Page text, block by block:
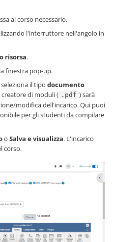
al corso necessario.
l'interruttore nell'angolo in
risorsa.
finestra pop-up.
seleziona il tipo documento
di moduli ( .pdf ) sarà
modifica dell'incarico. Qui puoi
per gli studenti da compilare
o Salva e visualizza. L'incarico
corso.